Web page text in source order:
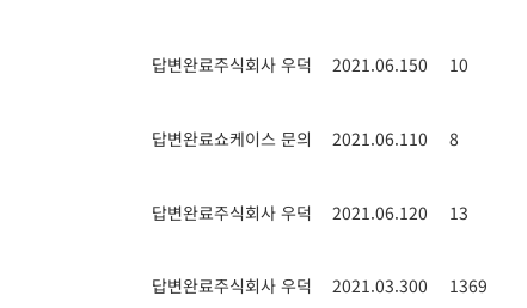
답변완료주식회사 우덕 2021.06.150 10
답변완료쇼케이스 문의 2021.06.110 8
답변완료주식회사 우덕 2021.06.120 13
답변완료주식회사 우덕 2021.03.300
1369